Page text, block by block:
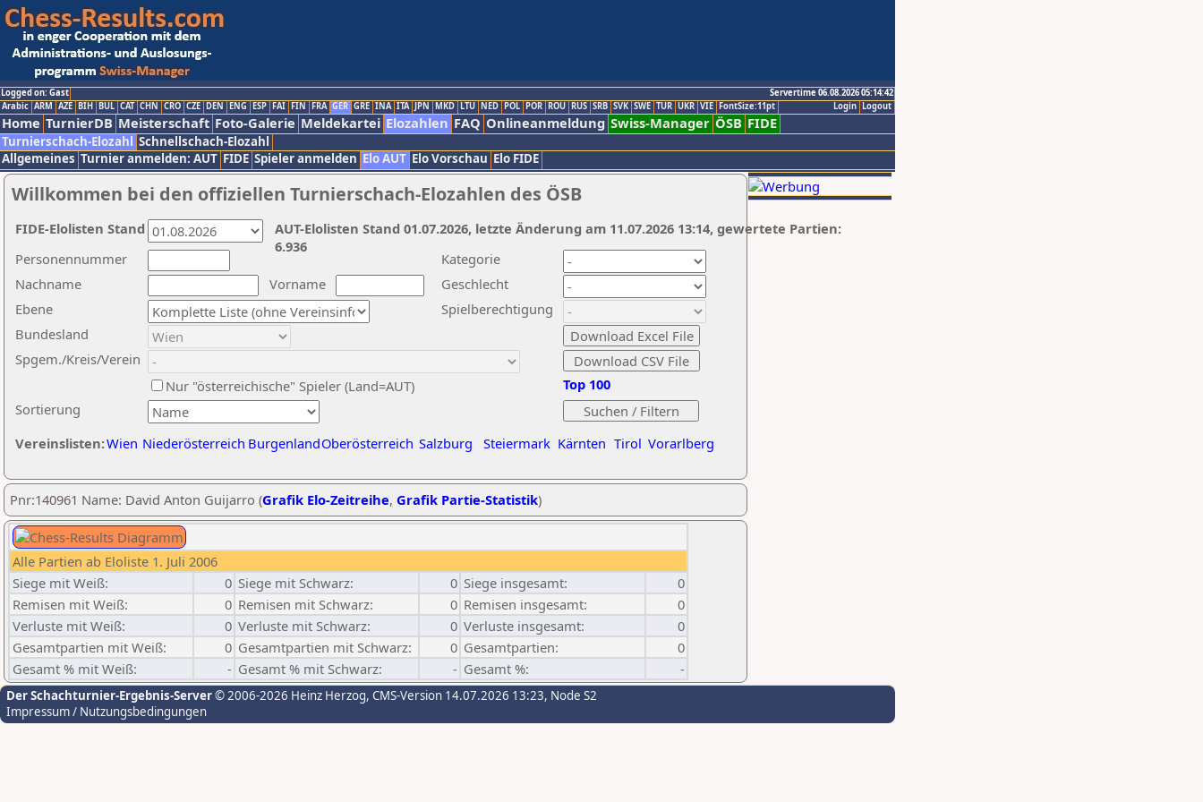
Logged on: Gast
Servertime 06.08.2026 05:14:42
Logout
Login
Arabic ARM AZE BIH BUL CAT CHN CRO CZE DEN ENG ESP FAI FIN FRA GER GRE INA ITA JPN MKD LTU NED POL POR ROU RUS SRB SVK SWE TUR UKR VIE FontSize:11pt
Home TurnierDB Meisterschaft Foto-Galerie Meldekartei Elozahlen FAQ Onlineanmeldung Swiss-Manager ÖSB FIDE
Turnierschach-Elozahl Schnellschach-Elozahl
Allgemeines Turnier anmelden: AUT FIDE Spieler anmelden Elo AUT Elo Vorschau Elo FIDE
Willkommen bei den offiziellen Turnierschach-Elozahlen des ÖSB
Nachname
Vorname
Ebene
Kategorie
Sortierung
Personennummer
Bundesland
Spgem./Kreis/Verein
Geschlecht
Nur "österreichische" Spieler (Land=AUT)
Spielberechtigung
Vereinslisten:Wien Niederösterreich BurgenlandOberösterreich Salzburg Steiermark Kärnten Tirol Vorarlberg
Top 100
AUT-Elolisten Stand 01.07.2026, letzte Änderung am 11.07.2026 13:14, gewertete Partien:
6.936
FIDE-Elolisten Stand
Pnr:140961 Name: David Anton Guijarro (Grafik Elo-Zeitreihe, Grafik Partie-Statistik)
Alle Partien ab Eloliste 1. Juli 2006
Siege mit Weiß:
0 Siege mit Schwarz: 0 Siege insgesamt:
0
Remisen mit Weiß:
0 Remisen mit Schwarz: 0 Remisen insgesamt:
0
Verluste mit Weiß:
0 Verluste mit Schwarz: 0 Verluste insgesamt:
0
Gesamtpartien mit Weiß:
0 Gesamtpartien mit Schwarz: 0 Gesamtpartien:
0
Gesamt % mit Weiß:
- Gesamt % mit Schwarz: - Gesamt %: -
Der Schachturnier-Ergebnis-Server© 2006-2026 Heinz Herzog, CMS-Version 14.07.2026 13:23, Node S2
Impressum / Nutzungsbedingungen